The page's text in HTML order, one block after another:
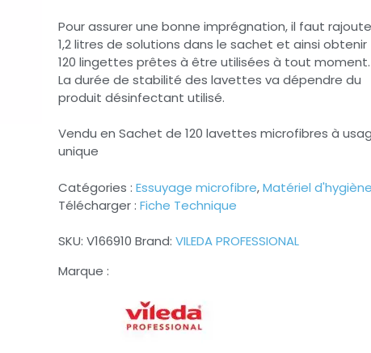
Pour assurer une bonne imprégnation, il faut
1,2 litres de solutions dans le sachet et ainsi obtenir
120 lingettes prêtes à être utilisées à tout moment.
La durée de stabilité des lavettes va dépendre du
produit désinfectant utilisé.
Vendu en Sachet de 120 lavettes microfibres à
unique
Catégories : Essuyage microfibre,Matériel d'hygiène
Télécharger : Fiche Technique
SKU: V166910 Brand: VILEDA PROFESSIONAL